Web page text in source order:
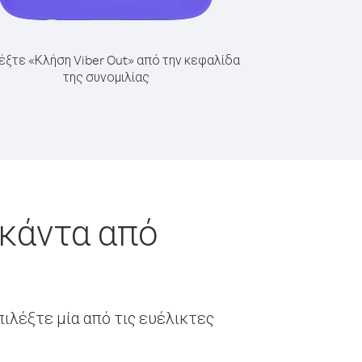
«Κλήση Viber Out» από την κεφαλίδα
της συνομιλίας
από
μία από τις ευέλικτες